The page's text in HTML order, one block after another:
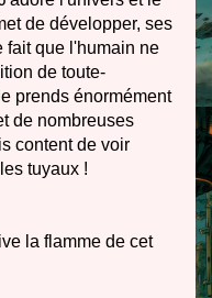
de développer, ses
fait que l'humain ne
de toute-
prends énormément
de nombreuses
content de voir
tuyaux !
la flamme de cet